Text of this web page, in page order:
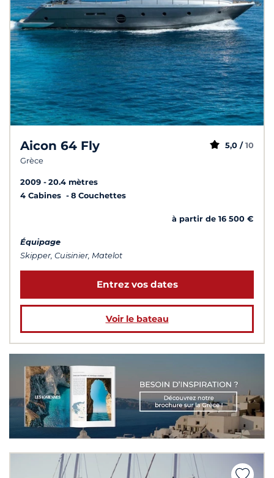
Aicon 64 Fly
Grèce
5,0 / 10
2009
20.4 mètres
4 Cabines
8 Couchettes
à partir de 16 500 €
Équipage
Skipper, Cuisinier, Matelot
Entrez vos dates
Voir le bateau